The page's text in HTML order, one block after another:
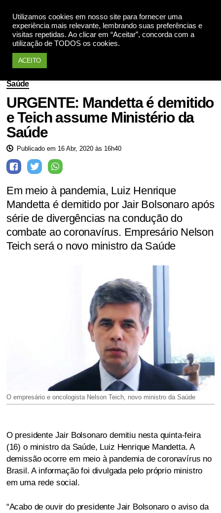
Utilizamos cookies em nosso site para fornecer uma
experiência mais relevante, lembrando suas preferências e
visitas repetidas. Ao clicar em “Aceitar”, concorda com a
utilização de TODOS os cookies.
ACEITO
Saúde
URGENTE: Mandetta é demitido
e Teich assume Ministério da
Saúde
Publicado em 16 Abr, 2020 às 16h40
Em meio à pandemia, Luiz Henrique
Mandetta é demitido por Jair Bolsonaro após
série de divergências na condução do
combate ao coronavírus. Empresário Nelson
Teich será o novo ministro da Saúde
O empresário e oncologista Nelson Teich, novo ministro da Saúde
O presidente Jair Bolsonaro demitiu nesta quinta-feira
(16) o ministro da Saúde, Luiz Henrique Mandetta. A
demissão ocorre em meio à pandemia de coronavírus no
Brasil. A informação foi divulgada pelo próprio ministro
em uma rede social.
“Acabo de ouvir do presidente Jair Bolsonaro o aviso da